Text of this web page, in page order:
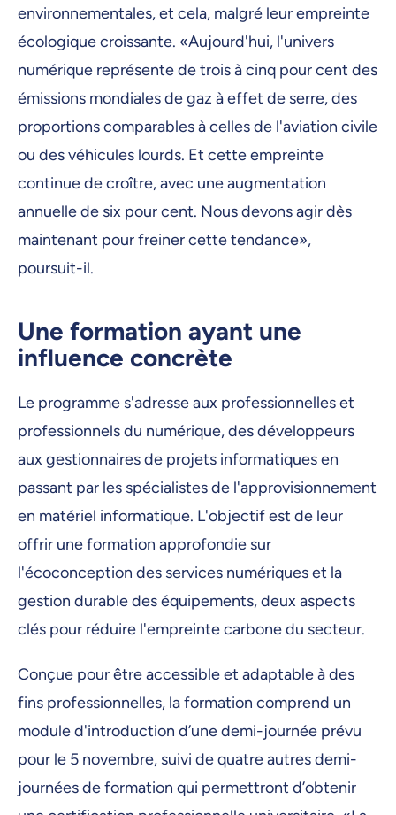
environnementales, et cela, malgré leur empreinte
écologique croissante. «Aujourd'hui, l'univers
numérique représente de trois à cinq pour cent des
émissions mondiales de gaz à effet de serre, des
proportions comparables à celles de l'aviation civile
ou des véhicules lourds. Et cette empreinte
continue de croître, avec une augmentation
annuelle de six pour cent. Nous devons agir dès
maintenant pour freiner cette tendance»,
poursuit-il.
Une formation ayant une
influence concrète
Le programme s'adresse aux professionnelles et
professionnels du numérique, des développeurs
aux gestionnaires de projets informatiques en
passant par les spécialistes de l'approvisionnement
en matériel informatique. L'objectif est de leur
offrir une formation approfondie sur
l'écoconception des services numériques et la
gestion durable des équipements, deux aspects
clés pour réduire l'empreinte carbone du secteur.
Conçue pour être accessible et adaptable à des
fins professionnelles, la formation comprend un
module d'introduction d’une demi-journée prévu
pour le 5 novembre, suivi de quatre autres demi-
journées de formation qui permettront d’obtenir